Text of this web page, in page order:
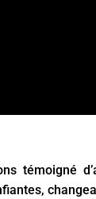
témoigné